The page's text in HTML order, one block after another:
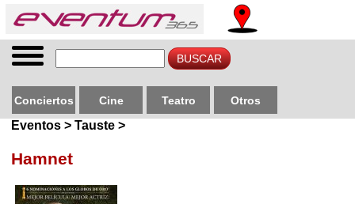
Conciertos Cine Teatro Otros
Eventos > Tauste >
Hamnet